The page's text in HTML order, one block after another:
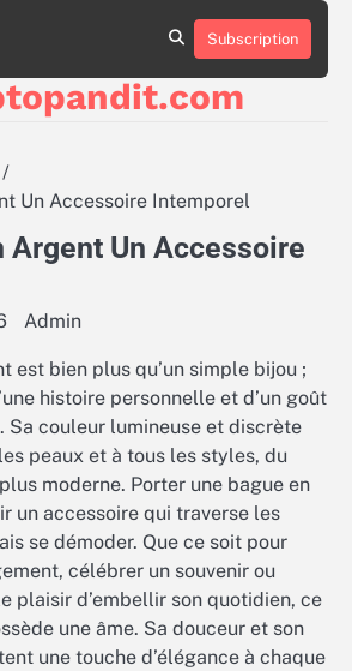
Subscription
Un Accessoire Intemporel
Argent Un Accessoire
Admin
est bien plus qu’un simple bijou ;
histoire personnelle et d’un goût
Sa couleur lumineuse et discrète
peaux et à tous les styles, du
moderne. Porter une bague en
un accessoire qui traverse les
se démoder. Que ce soit pour
célébrer un souvenir ou
plaisir d’embellir son quotidien, ce
une âme. Sa douceur et son
une touche d’élégance à chaque